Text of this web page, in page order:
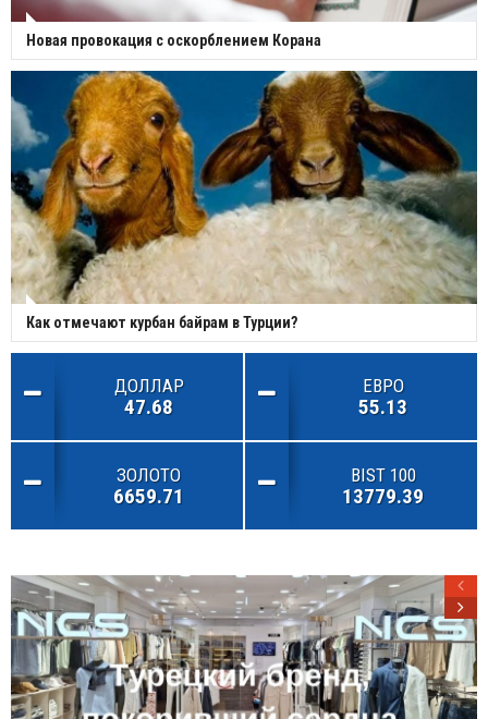
Новая провокация с оскорблением Корана
Как отмечают курбан байрам в Турции?
ДОЛЛАР
47.68
ЕВРО
55.13
ЗОЛОТО
6659.71
BIST 100
13779.39